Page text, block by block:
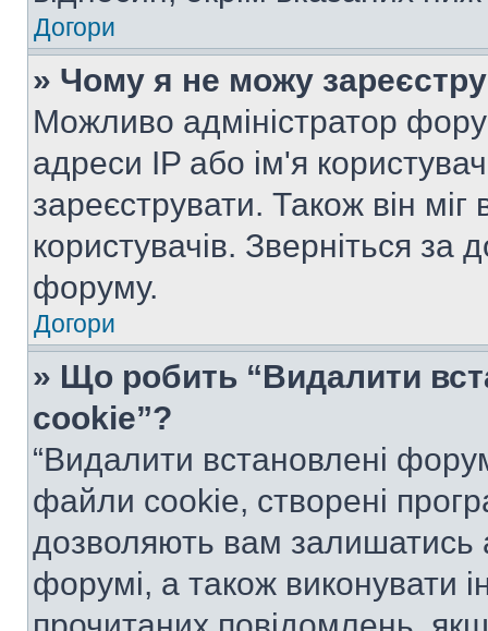
Догори
» Чому я не можу
Можливо адміністратор
адреси IP або ім'я
зареєструвати. Також він
користувачів. Зверніться за
форуму.
Догори
» Що робить “Видалити
cookie”?
“Видалити встановлені
файли cookie, створені
дозволяють вам залишатись
форумі, а також виконувати